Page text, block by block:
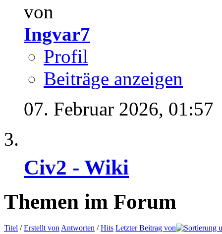
von
Ingvar7
Profil
Beiträge anzeigen
07. Februar 2026, 01:57
Civ2 - Wiki
Themen im Forum
Titel /Erstellt von Antworten /Hits Letzter Beitrag von